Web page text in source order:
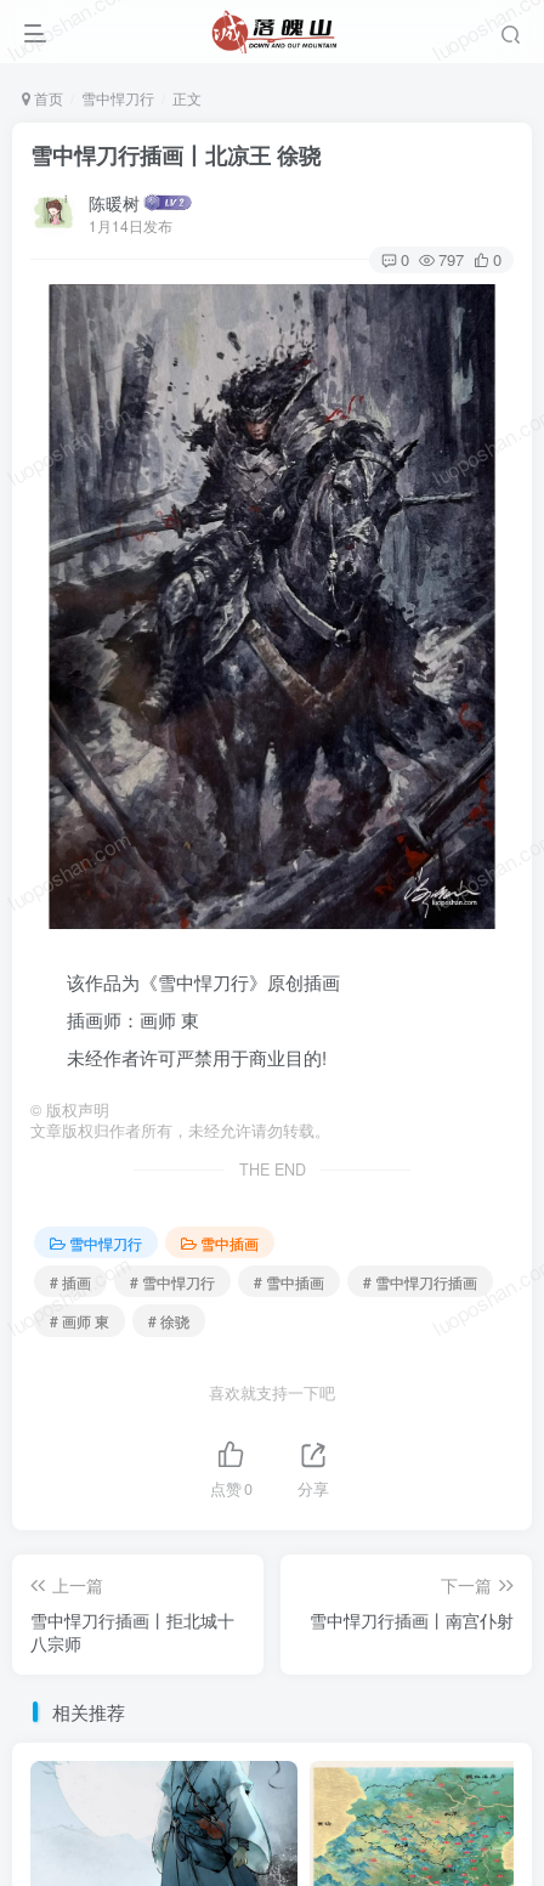
首页 雪中悍刀行 正文
雪中悍刀行插画丨北凉王 徐骁
陈暖树
1月14日发布
0 797 0
luoposhan.com
luoposhan.com
luoposhan.com
luoposhan.com
该作品为《雪中悍刀行》原创插画
插画师：画师 東
未经作者许可严禁用于商业目的!
© 版权声明
文章版权归作者所有，未经允许请勿转载。
THE END
雪中悍刀行
雪中插画
# 插画
# 雪中悍刀行 # 雪中插画
# 雪中悍刀行插画
# 画师 東
# 徐骁
喜欢就支持一下吧
点赞0 分享
上一篇
雪中悍刀行插画丨拒北城十
八宗师
下一篇
雪中悍刀行插画丨南宫仆射
相关推荐